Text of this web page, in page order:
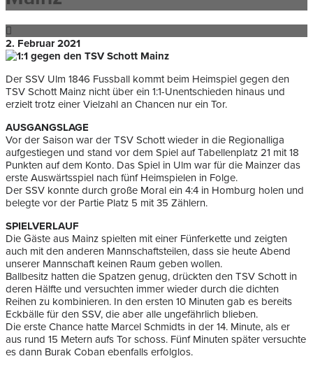
2. Februar 2021
Der SSV Ulm 1846 Fussball kommt beim Heimspiel gegen den
TSV Schott Mainz nicht über ein 1:1-Unentschieden hinaus und
erzielt trotz einer Vielzahl an Chancen nur ein Tor.
AUSGANGSLAGE
Vor der Saison war der TSV Schott wieder in die Regionalliga
aufgestiegen und stand vor dem Spiel auf Tabellenplatz 21 mit 18
Punkten auf dem Konto. Das Spiel in Ulm war für die Mainzer das
erste Auswärtsspiel nach fünf Heimspielen in Folge.
Der SSV konnte durch große Moral ein 4:4 in Homburg holen und
belegte vor der Partie Platz 5 mit 35 Zählern.
SPIELVERLAUF
Die Gäste aus Mainz spielten mit einer Fünferkette und zeigten
auch mit den anderen Mannschaftsteilen, dass sie heute Abend
unserer Mannschaft keinen Raum geben wollen.
Ballbesitz hatten die Spatzen genug, drückten den TSV Schott in
deren Hälfte und versuchten immer wieder durch die dichten
Reihen zu kombinieren. In den ersten 10 Minuten gab es bereits
Eckbälle für den SSV, die aber alle ungefährlich blieben.
Die erste Chance hatte Marcel Schmidts in der 14. Minute, als er
aus rund 15 Metern aufs Tor schoss. Fünf Minuten später versuchte
es dann Burak Coban ebenfalls erfolglos.